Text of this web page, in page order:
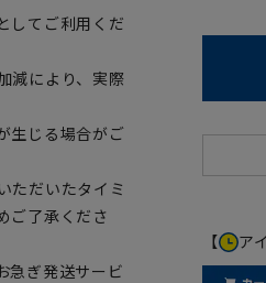
してご利用くだ
減により、実際
生じる場合がご
ただいたタイミ
ご了承くださ
急ぎ発送サービ
【 ア